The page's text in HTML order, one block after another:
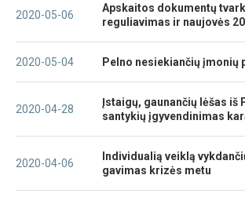
2020-05-06
Apskaitos dokumentų
reguliavimas ir naujovės
2020-05-04 Pelno nesiekiančių įmonių
2020-04-28
Įstaigų, gaunančių lėšas iš
santykių įgyvendinimas
2020-04-06
Individualią veiklą
gavimas krizės metu